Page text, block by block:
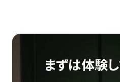
まずは体験し